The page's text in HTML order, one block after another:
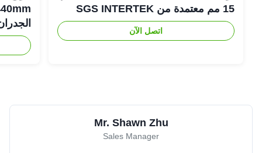
15 مم معتمدة من SGS INTERTEK
اتصل الآن
Mr. Shawn Zhu
Sales Manager